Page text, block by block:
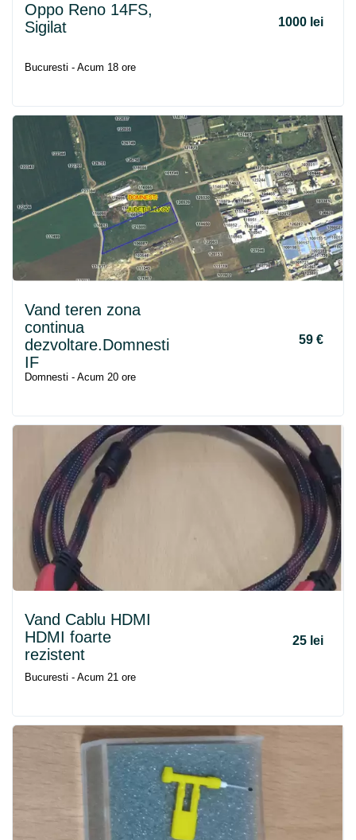
Oppo Reno 14FS,
Sigilat
1000 lei
Bucuresti - Acum 18 ore
Vand teren zona
continua
dezvoltare.Domnesti
IF
59 €
Domnesti - Acum 20 ore
Vand Cablu HDMI
HDMI foarte
rezistent
25 lei
Bucuresti - Acum 21 ore